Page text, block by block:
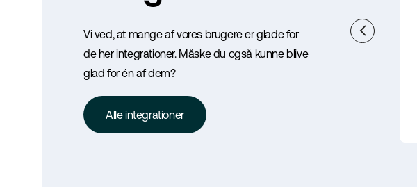
Vi ved, at mange af vores brugere er glade for
de her integrationer. Måske du også kunne blive
glad for én af dem?
Alle integrationer
Bogføring med 1 klik. Henter direkte fra
din bank.